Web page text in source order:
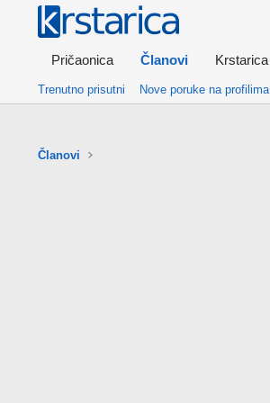
Pričaonica Članovi Krstarica
Trenutno prisutni Nove poruke na profilima
Članovi